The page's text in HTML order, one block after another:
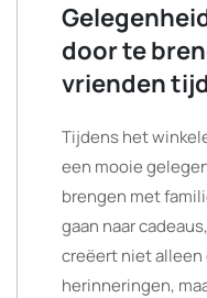
door te
vrienden
Tijdens het
een mooie
brengen met
gaan naar
creëert niet
herinneringen,